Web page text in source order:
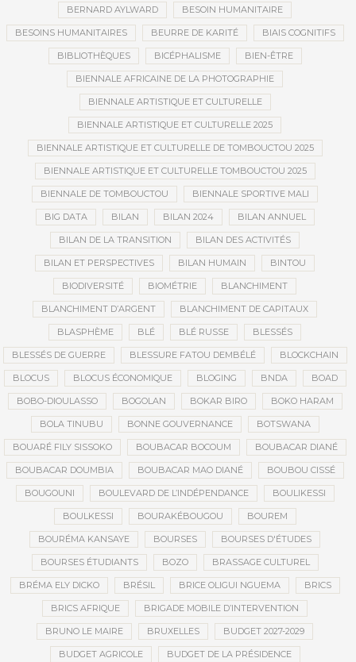
BERNARD AYLWARD BESOIN HUMANITAIRE
BESOINS HUMANITAIRES BEURRE DE KARITÉ BIAIS COGNITIFS
BIBLIOTHÈQUES BICÉPHALISME BIEN-ÊTRE
BIENNALE AFRICAINE DE LA PHOTOGRAPHIE
BIENNALE ARTISTIQUE ET CULTURELLE
BIENNALE ARTISTIQUE ET CULTURELLE 2025
BIENNALE ARTISTIQUE ET CULTURELLE DE TOMBOUCTOU 2025
BIENNALE ARTISTIQUE ET CULTURELLE TOMBOUCTOU 2025
BIENNALE DE TOMBOUCTOU BIENNALE SPORTIVE MALI
BIG DATA BILAN BILAN 2024 BILAN ANNUEL
BILAN DE LA TRANSITION BILAN DES ACTIVITÉS
BILAN ET PERSPECTIVES BILAN HUMAIN BINTOU
BIODIVERSITÉ BIOMÉTRIE BLANCHIMENT
BLANCHIMENT D’ARGENT BLANCHIMENT DE CAPITAUX
BLASPHÈME BLÉ BLÉ RUSSE BLESSÉS
BLESSÉS DE GUERRE BLESSURE FATOU DEMBÉLÉ BLOCKCHAIN
BLOCUS BLOCUS ÉCONOMIQUE BLOGING BNDA BOAD
BOBO-DIOULASSO BOGOLAN BOKAR BIRO BOKO HARAM
BOLA TINUBU BONNE GOUVERNANCE BOTSWANA
BOUARÉ FILY SISSOKO BOUBACAR BOCOUM BOUBACAR DIANÉ
BOUBACAR DOUMBIA BOUBACAR MAO DIANÉ BOUBOU CISSÉ
BOUGOUNI BOULEVARD DE L’INDÉPENDANCE BOULIKESSI
BOULKESSI BOURAKÉBOUGOU BOUREM
BOURÉMA KANSAYE BOURSES BOURSES D'ÉTUDES
BOURSES ÉTUDIANTS BOZO BRASSAGE CULTUREL
BRÉMA ELY DICKO BRÉSIL BRICE OLIGUI NGUEMA BRICS
BRICS AFRIQUE BRIGADE MOBILE D’INTERVENTION
BRUNO LE MAIRE BRUXELLES BUDGET 2027-2029
BUDGET AGRICOLE BUDGET DE LA PRÉSIDENCE